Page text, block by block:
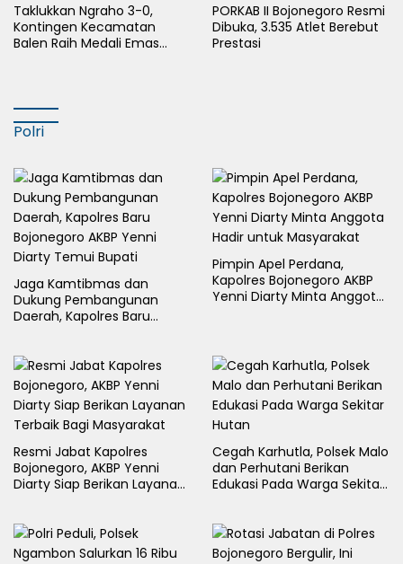
Taklukkan Ngraho 3-0,
Kontingen Kecamatan
Balen Raih Medali Emas
PORKAB II Bojonegoro Resmi
Dibuka, 3.535 Atlet Berebut
Prestasi
Polri
Jaga Kamtibmas dan
Dukung Pembangunan
Daerah, Kapolres Baru
Pimpin Apel Perdana,
Kapolres Bojonegoro AKBP
Yenni Diarty Minta Anggota
Resmi Jabat Kapolres
Bojonegoro, AKBP Yenni
Diarty Siap Berikan Layanan
Cegah Karhutla, Polsek Malo
dan Perhutani Berikan
Edukasi Pada Warga Sekitar